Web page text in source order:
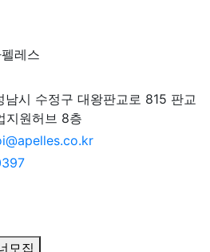
레스
남시 수정구 대왕판교로 815 판교
지원허브 8층
모집